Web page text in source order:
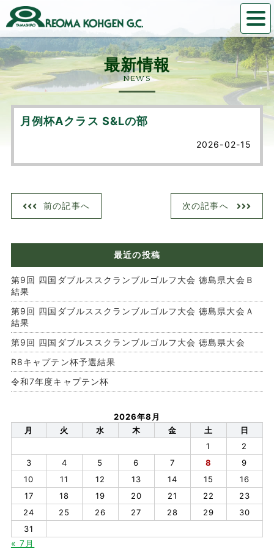
NEWS
月例杯Aクラス S&Lの部
2026-02-15
前の記事へ 次の記事へ
最近の投稿
第9回 四国ダブルススクランブルゴルフ大会 徳島県大会Ｂ
結果
第9回 四国ダブルススクランブルゴルフ大会 徳島県大会Ａ
結果
第9回 四国ダブルススクランブルゴルフ大会 徳島県大会
R8キャプテン杯予選結果
令和7年度キャプテン杯
2026年8月
月
火 水 木 金 土
日
1
2
3
4 5 6 7 8
9
10
11 12 13 14 15
16
17
18 19 20 21 22
23
24
25 26 27 28 29
30
31
« 7月